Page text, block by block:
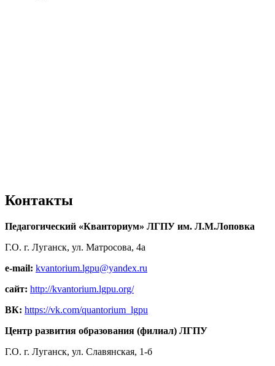
Контакты
Педагогический «Кванториум» ЛГПУ им. Л.М.Лоповка
Г.О. г. Луганск, ул. Матросова, 4а
e-mail: kvantorium.lgpu@yandex.ru
сайт: http://kvantorium.lgpu.org/
ВК: https://vk.com/quantorium_lgpu
Центр развития образования (филиал) ЛГПУ
Г.О. г. Луганск, ул. Славянская, 1-б